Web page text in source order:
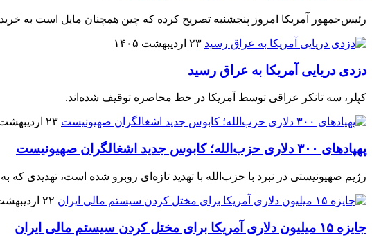
رئیس‌جمهور آمریکا امروز پنجشنبه تصریح کرده که چین همچنان مایل است به خرید
۲۳ اردیبهشت ۱۴۰۵
دزدی دریایی آمریکا به عراق رسید
کپلر، سه تانکر عراقی توسط آمریکا در خط محاصره توقیف شده‌اند.
۲۳ اردیبهشت ۱۴۰۵
پهپادهای ۳۰۰ دلاری حزب‌الله؛ کابوس جدید اشغالگران صهیونیست
رژیم صهیونیستی در نبرد با حزب‌الله با تهدید تازه‌ای روبرو شده است، تهدیدی
۲۲ اردیبهشت ۱۴۰۵
جایزه ۱۵ میلیون دلاری آمریکا برای مختل کردن سیستم مالی ایران